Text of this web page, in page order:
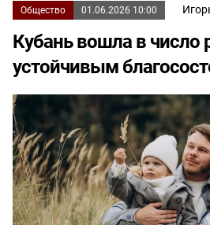
Общество 01.06.2026 10:00
Кубань вошла в число
устойчивым